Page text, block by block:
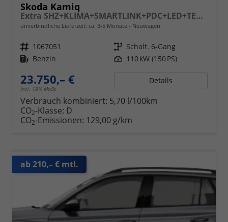
Skoda Kamiq
Extra SHZ+KLIMA+SMARTLINK+PDC+LED+TEMPOMAT
unverbindliche Lieferzeit: ca. 3-5 Monate Neuwagen
Fahrzeugnr. 1067051 Getriebe Schalt. 6-Gang
Kraftstoff Benzin Leistung 110 kW (150 PS)
23.750,– €
incl. 19% MwSt.
Details
Verbrauch kombiniert: 5,70 l/100km
CO2-Klasse: D
CO2-Emissionen: 129,00 g/km
ab 210,– € mtl.